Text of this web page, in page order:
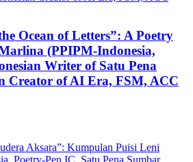
Ocean of Letters”: A Poetry
(PPIPM-Indonesia,
Writer of Satu Pena
Creator of AI Era, FSM, ACC